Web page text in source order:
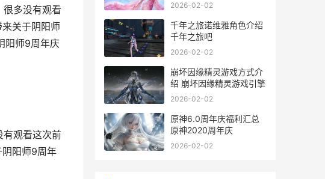
多没有观看
关于阴阳师
阳师9周年庆
有观看这次前
阳师9周年
2026-02-02
千年之旅诺维雅角色介绍
千年之旅吧
2026-02-02
崩坏因缘精灵游戏方式介
绍 崩坏因缘精灵游戏引擎
2026-02-02
原神6.0周年庆福利汇总
原神2020周年庆
2026-02-02